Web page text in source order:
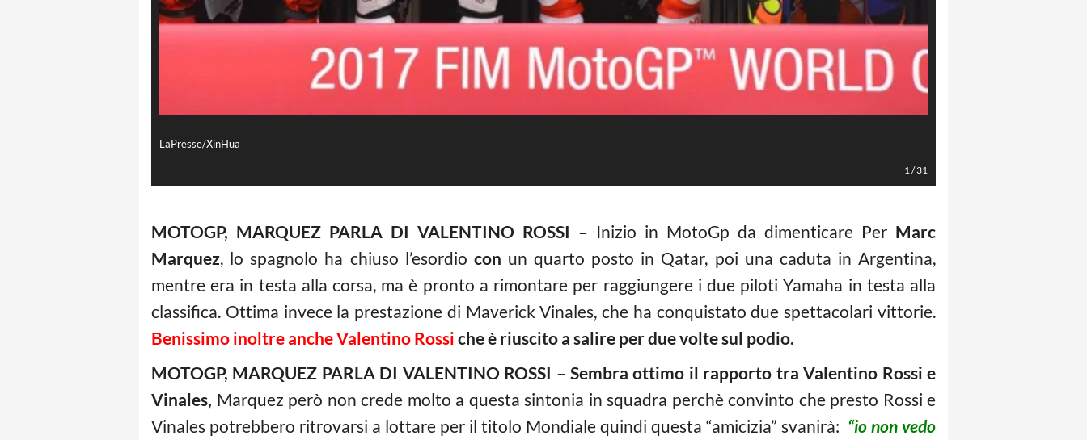
LaPresse/XinHua
1/31
MOTOGP, MARQUEZ PARLA DI VALENTINO ROSSI – Inizio in MotoGp da dimenticare Per Marc
Marquez, lo spagnolo ha chiuso l’esordio con un quarto posto in Qatar, poi una caduta in Argentina,
mentre era in testa alla corsa, ma è pronto a rimontare per raggiungere i due piloti Yamaha in testa alla
classifica. Ottima invece la prestazione di Maverick Vinales, che ha conquistato due spettacolari vittorie.
Benissimo inoltre anche Valentino Rossi che è riuscito a salire per due volte sul podio.
MOTOGP, MARQUEZ PARLA DI VALENTINO ROSSI – Sembra ottimo il rapporto tra Valentino Rossi e
Vinales, Marquez però non crede molto a questa sintonia in squadra perchè convinto che presto Rossi e
Vinales potrebbero ritrovarsi a lottare per il titolo Mondiale quindi questa “amicizia” svanirà: “io non vedo